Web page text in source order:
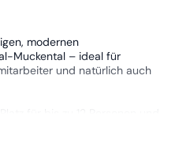
modernen
Muckental – ideal für
und natürlich auch
Zimmer mit Einzelbetten